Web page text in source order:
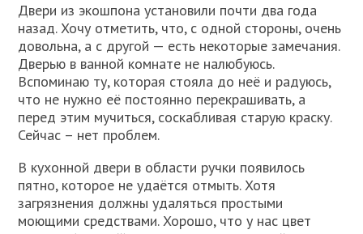
Двери из экошпона установили почти два года
назад. Хочу отметить, что, с одной стороны, очень
довольна, а с другой — есть некоторые замечания.
Дверью в ванной комнате не налюбуюсь.
Вспоминаю ту, которая стояла до неё и радуюсь,
что не нужно её постоянно перекрашивать, а
перед этим мучиться, соскабливая старую краску.
Сейчас – нет проблем.
В кухонной двери в области ручки появилось
пятно, которое не удаётся отмыть. Хотя
загрязнения должны удаляться простыми
моющими средствами. Хорошо, что у нас цвет